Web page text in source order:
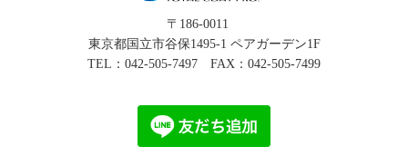
〒186-0011
東京都国立市谷保1495-1 ペアガーデン1F
TEL： 042-505-7497 FAX：042-505-7499